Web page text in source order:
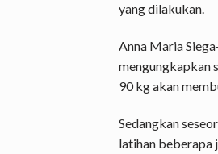
yang dilakukan.
Anna Maria
mengungkapkan
90 kg akan
Sedangkan
latihan beberapa